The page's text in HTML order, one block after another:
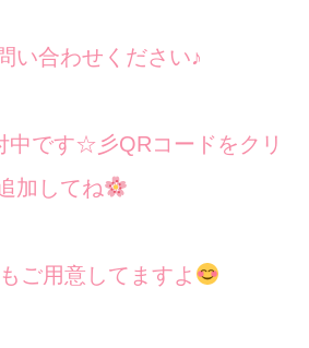
い合わせください♪
中です☆彡QRコードをクリ
加してね
ご用意してますよ